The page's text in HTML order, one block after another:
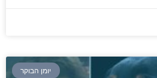
יומן הבוקר